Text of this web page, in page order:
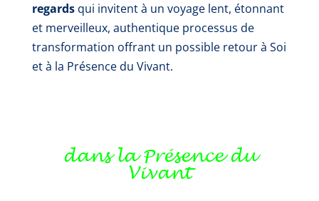
regardsqui invitent à un voyage lent, étonnant
et merveilleux, authentique processus de
transformation offrant un possible retour à Soi
et à la Présence du Vivant.
dans la Présence du
Vivant